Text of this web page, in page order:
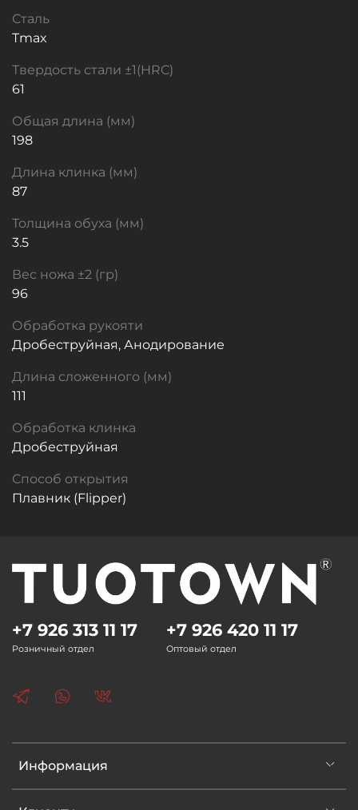
Сталь
Tmax
Твердость стали ±1(HRC)
61
Общая длина (мм)
198
Длина клинка (мм)
87
Толщина обуха (мм)
3.5
Вес ножа ±2 (гр)
96
Обработка рукояти
Дробеструйная, Анодирование
Длина сложенного (мм)
111
Обработка клинка
Дробеструйная
Способ открытия
Плавник (Flipper)
Информация
+7 926 313 11 17
Розничный отдел
+7 926 420 11 17
Оптовый отдел